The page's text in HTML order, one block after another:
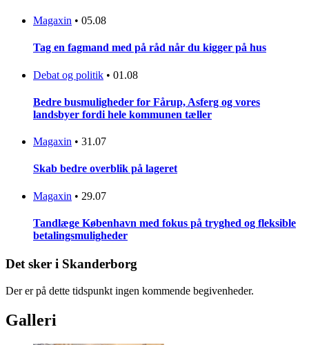
Magaxin • 05.08
Tag en fagmand med på råd når du kigger på hus
Debat og politik • 01.08
Bedre busmuligheder for Fårup, Asferg og vores
landsbyer fordi hele kommunen tæller
Magaxin • 31.07
Skab bedre overblik på lageret
Magaxin • 29.07
Tandlæge København med fokus på tryghed og fleksible
betalingsmuligheder
Det sker i Skanderborg
Der er på dette tidspunkt ingen kommende begivenheder.
Galleri